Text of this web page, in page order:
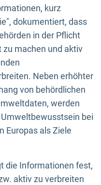
kurz
dokumentiert, dass
in der Pflicht
machen und aktiv
Neben erhöhter
von behördlichen
werden
bei
Europas als Ziele
die Informationen fest,
aktiv zu verbreiten